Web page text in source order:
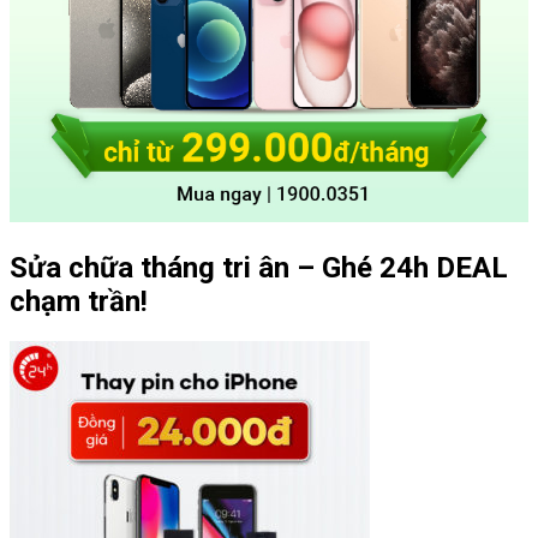
Sửa chữa tháng tri ân – Ghé 24h DEAL
chạm trần!